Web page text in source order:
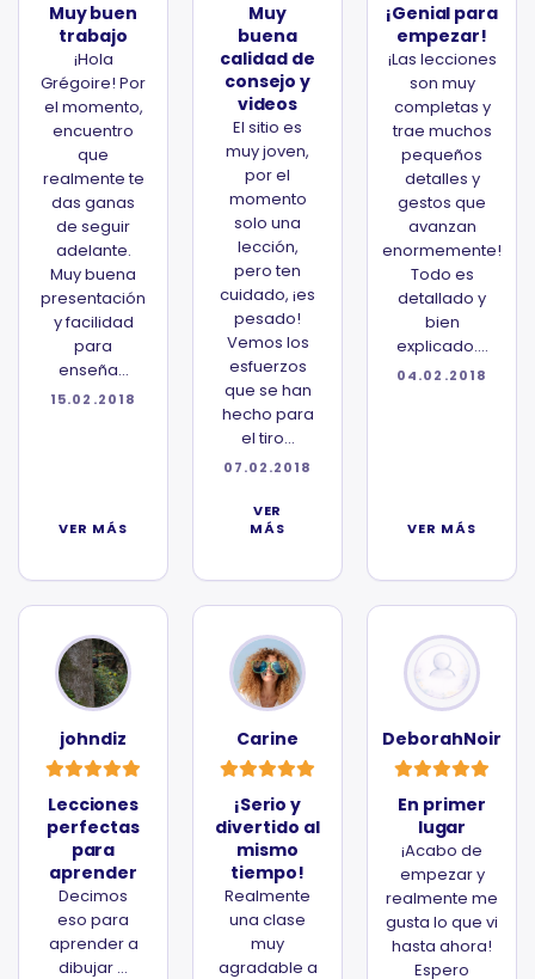
Muy buen
trabajo
¡Hola
Grégoire! Por
el momento,
encuentro
que
realmente te
das ganas
de seguir
adelante.
Muy buena
presentación
y facilidad
para
enseña...
15.02.2018
VER MÁS
Muy
buena
calidad de
consejo y
videos
El sitio es
muy joven,
por el
momento
solo una
lección,
pero ten
cuidado, ¡es
pesado!
Vemos los
esfuerzos
que se han
hecho para
el tiro...
07.02.2018
VER
MÁS
¡Genial para
empezar!
¡Las lecciones
son muy
completas y
trae muchos
pequeños
detalles y
gestos que
avanzan
enormemente!
Todo es
detallado y
bien
explicado....
04.02.2018
VER MÁS
johndiz
Lecciones
perfectas
para
aprender
Decimos
eso para
aprender a
dibujar ...
Carine
¡Serio y
divertido al
mismo
tiempo!
Realmente
una clase
muy
agradable a
DeborahNoir
En primer
lugar
¡Acabo de
empezar y
realmente me
gusta lo que vi
hasta ahora!
Espero